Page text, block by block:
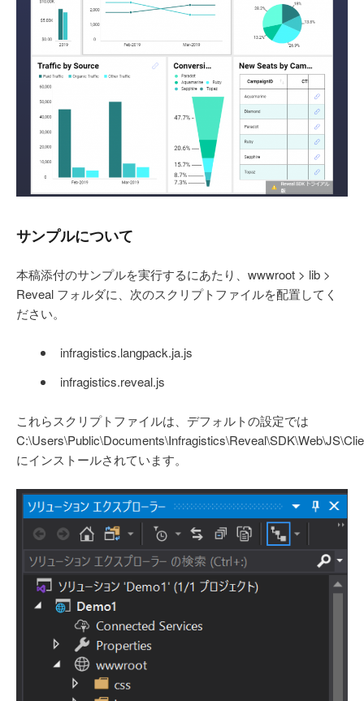
サンプルについて
本稿添付のサンプルを実行するにあたり、wwwroot > lib >
Reveal フォルダに、次のスクリプトファイルを配置してく
ださい。
infragistics.langpack.ja.js
infragistics.reveal.js
これらスクリプトファイルは、デフォルトの設定では
にインストールされています。